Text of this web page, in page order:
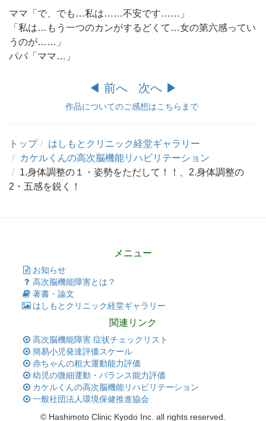
ママ「で、でも…私は……不安です……」
「私は…もう一つのカンがするどくて…女の第六感ってい
うのが……」
パパ「ママ…」
◀︎ 前へ 次へ ▶︎
作品についてのご感想はこちらまで
トップ
はしもとクリニック経堂ギャラリー
カケルくんの高次脳機能リハビリテーション
1.身体調整の１・姿勢をただして！！、2.身体調整の
2・五感を鋭く！
メニュー
お知らせ
高次脳機能障害とは？
著書・論文
はしもとクリニック経堂ギャラリー
関連リンク
高次脳機能障害 症状チェックリスト
簡易小児発達評価スケール
赤ちゃんの粗大運動能力評価
幼児の微細運動・バランス能力評価
カケルくんの高次脳機能リハビリテーション
一般社団法人環境保健推進協会
© Hashimoto Clinic Kyodo Inc. all rights reserved.